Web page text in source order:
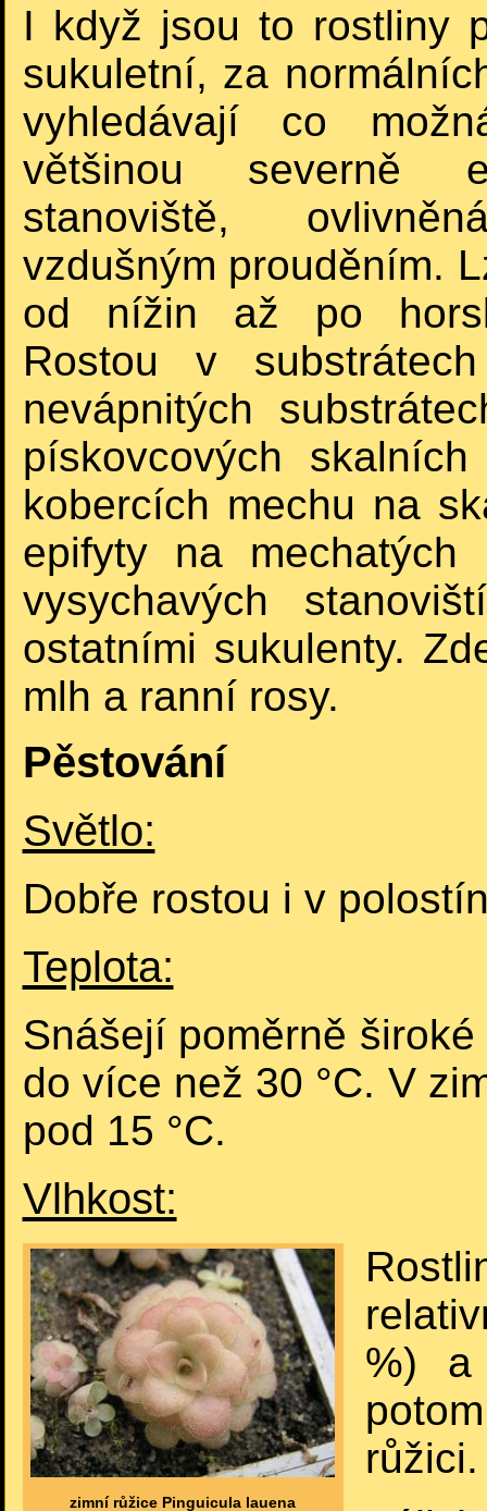
I když jsou to rostliny
sukuletní, za
vyhledávají co
většinou severně
stanoviště,
vzdušným prouděním.
od nížin až po
Rostou v
nevápnitých
pískovcových
kobercích mechu na
epifyty na
vysychavých
ostatními sukulenty.
mlh a ranní rosy.
Pěstování
Světlo:
Dobře rostou i v
Teplota:
Snášejí poměrně
do více než 30 °C. V
pod 15 °C.
Vlhkost:
zimní růžice Pinguicula lauena
%) a
růžici.